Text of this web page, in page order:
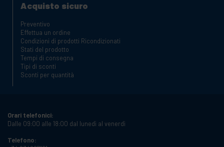
Acquisto sicuro
Preventivo
Effettua un ordine
Condizioni di prodotti Ricondizionati
Stati del prodotto
Tempi di consegna
Tipi di sconti
Sconti per quantità
Orari telefonici: